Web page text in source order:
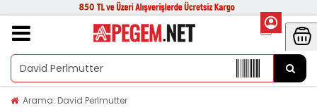
Arama: David Perlmutter